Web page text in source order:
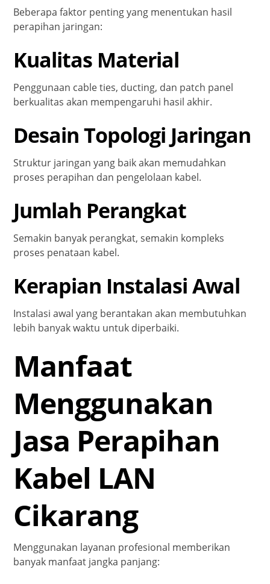
Beberapa faktor penting yang menentukan hasil
perapihan jaringan:
Kualitas Material
Penggunaan cable ties, ducting, dan patch panel
berkualitas akan mempengaruhi hasil akhir.
Desain Topologi Jaringan
Struktur jaringan yang baik akan memudahkan
proses perapihan dan pengelolaan kabel.
Jumlah Perangkat
Semakin banyak perangkat, semakin kompleks
proses penataan kabel.
Kerapian Instalasi Awal
Instalasi awal yang berantakan akan membutuhkan
lebih banyak waktu untuk diperbaiki.
Manfaat
Menggunakan
Jasa Perapihan
Kabel LAN
Cikarang
Menggunakan layanan profesional memberikan
banyak manfaat jangka panjang: